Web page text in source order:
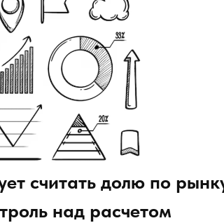
считать долю по
над расчетом